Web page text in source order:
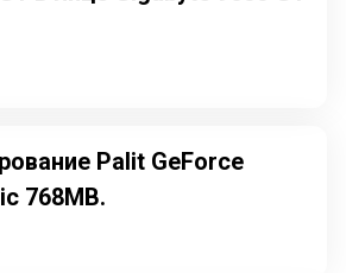
Palit GeForce
768MB.